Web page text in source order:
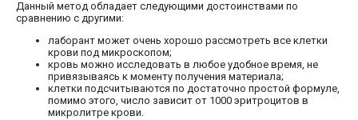
Данный метод обладает следующими достоинствами по
сравнению с другими:
лаборант может очень хорошо рассмотреть все клетки
крови под микроскопом;
кровь можно исследовать в любое удобное время, не
привязываясь к моменту получения материала;
клетки подсчитываются по достаточно простой формуле,
помимо этого, число зависит от 1000 эритроцитов в
микролитре крови.